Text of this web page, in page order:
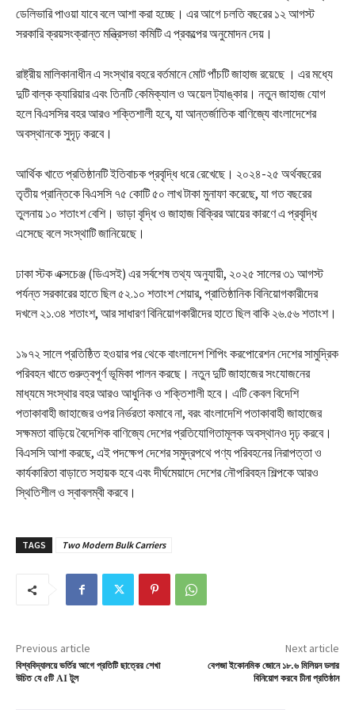
ডেলিভারি পাওয়া যাবে বলে আশা করা হচ্ছে। এর আগে চলতি বছরের ১২ আগস্ট
সরকারি ক্রয়সংক্রান্ত মন্ত্রিসভা কমিটি এ প্রকল্পের অনুমোদন দেয়।
রাষ্ট্রীয় মালিকানাধীন এ সংস্থার বহরে বর্তমানে মোট পাঁচটি জাহাজ রয়েছে । এর মধ্যে
দুটি বাল্ক ক্যারিয়ার এবং তিনটি কেমিক্যাল ও অয়েল ট্যাঙ্কার। নতুন জাহাজ যোগ
হলে বিএসসির বহর আরও শক্তিশালী হবে, যা আন্তর্জাতিক বাণিজ্যে বাংলাদেশের
অবস্থানকে সুদৃঢ় করবে।
আর্থিক খাতে প্রতিষ্ঠানটি ইতিবাচক প্রবৃদ্ধি ধরে রেখেছে। ২০২৪-২৫ অর্থবছরের
তৃতীয় প্রান্তিকে বিএসসি ৭৫ কোটি ৫০ লাখ টাকা মুনাফা করেছে, যা গত বছরের
তুলনায় ১০ শতাংশ বেশি। ভাড়া বৃদ্ধি ও জাহাজ বিক্রির আয়ের কারণে এ প্রবৃদ্ধি
এসেছে বলে সংস্থাটি জানিয়েছে।
ঢাকা স্টক এক্সচেঞ্জ (ডিএসই) এর সর্বশেষ তথ্য অনুযায়ী, ২০২৫ সালের ৩১ আগস্ট
পর্যন্ত সরকারের হাতে ছিল ৫২.১০ শতাংশ শেয়ার, প্রাতিষ্ঠানিক বিনিয়োগকারীদের
দখলে ২১.৩৪ শতাংশ, আর সাধারণ বিনিয়োগকারীদের হাতে ছিল বাকি ২৬.৫৬ শতাংশ।
১৯৭২ সালে প্রতিষ্ঠিত হওয়ার পর থেকে বাংলাদেশ শিপিং করপোরেশন দেশের সামুদ্রিক
পরিবহন খাতে গুরুত্বপূর্ণ ভূমিকা পালন করছে। নতুন দুটি জাহাজের সংযোজনের
মাধ্যমে সংস্থার বহর আরও আধুনিক ও শক্তিশালী হবে। এটি কেবল বিদেশি
পতাকাবাহী জাহাজের ওপর নির্ভরতা কমাবে না, বরং বাংলাদেশি পতাকাবাহী জাহাজের
সক্ষমতা বাড়িয়ে বৈদেশিক বাণিজ্যে দেশের প্রতিযোগিতামূলক অবস্থানও দৃঢ় করবে।
বিএসসি আশা করছে, এই পদক্ষেপ দেশের সমুদ্রপথে পণ্য পরিবহনের নিরাপত্তা ও
কার্যকারিতা বাড়াতে সহায়ক হবে এবং দীর্ঘমেয়াদে দেশের নৌপরিবহন শিল্পকে আরও
স্থিতিশীল ও স্বাবলম্বী করবে।
TAGS Two Modern Bulk Carriers
Previous article
বিশ্ববিদ্যালয়ে ভর্তির আগে প্রতিটি ছাত্রের শেখা
উচিত যে ৫টি AI টুল
Next article
বেপজা ইকোনমিক জোনে ১৮.৬ মিলিয়ন ডলার
বিনিয়োগ করবে চীনা প্রতিষ্ঠান